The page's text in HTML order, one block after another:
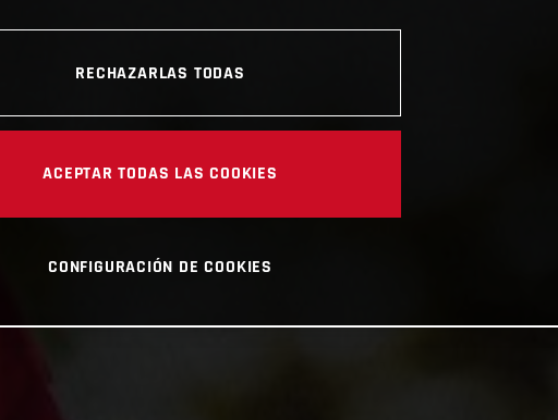
RECHAZARLAS TODAS
ACEPTAR TODAS LAS COOKIES
CONFIGURACIÓN DE COOKIES